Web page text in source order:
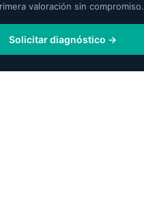
valoración sin compromiso.
Solicitar diagnóstico →